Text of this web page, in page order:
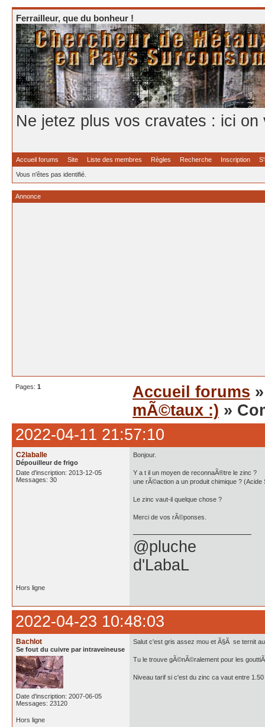
Ferrailleur, que du bonheur !
Ne jetez plus vos cravates : ici
Accueil forums Site Liste des membres Règles Recherche Inscription
Vous n'êtes pas identifié.
Annonce
Pages: 1 Accueil forums
mÃ©taux :) »
2022-04-11 21:57:10
C2laballe
Dépouilleur de frigo
Date d'inscription: 2013-12-05
Messages: 30
Bonjour.
Y a t il un moyen de reconnaÃ®tre le zinc ?
une rÃ©action a un produit chimique ? (Acide
Le zinc vaut-il quelque chose ?
Merci de vos rÃ©ponses.
@pluche
d'LabaL
Hors ligne
2022-04-23 10:48:03
Bachlot
Se fout du cuivre par intraveineuse
Date d'inscription: 2007-06-05
Messages: 23120
Salut c'est gris assez mou et Ã§Ã se ternit
Tu le trouve gÃ©nÃ©ralement pour les
Niveau tarif si c'est du zinc ca vaut entre
Hors ligne